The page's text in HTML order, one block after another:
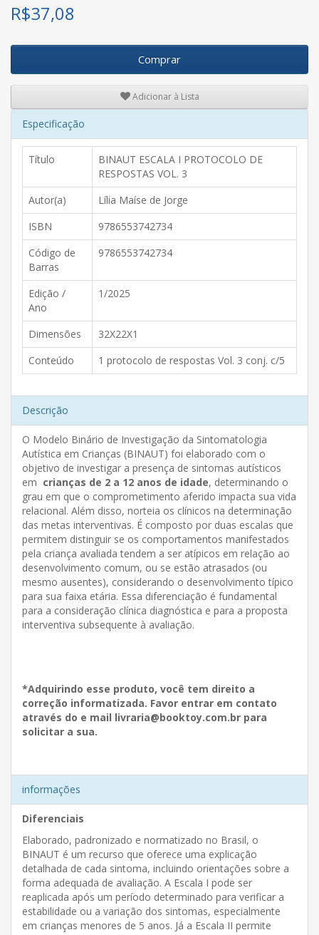
R$37,08
Comprar
Adicionar à Lista
Especificação
Título
BINAUT ESCALA I PROTOCOLO DE
RESPOSTAS VOL. 3
Autor(a)
Lília Maíse de Jorge
ISBN
9786553742734
Código de
Barras
9786553742734
Edição /
Ano
1/2025
Dimensões
32X22X1
Conteúdo
1 protocolo de respostas Vol. 3 conj. c/5
Descrição
O Modelo Binário de Investigação da Sintomatologia
Autística em Crianças (BINAUT) foi elaborado com o
objetivo de investigar a presença de sintomas autísticos
em crianças de 2 a 12 anos de idade, determinando o
grau em que o comprometimento aferido impacta sua vida
relacional. Além disso, norteia os clínicos na determinação
das metas interventivas. É composto por duas escalas que
permitem distinguir se os comportamentos manifestados
pela criança avaliada tendem a ser atípicos em relação ao
desenvolvimento comum, ou se estão atrasados (ou
mesmo ausentes), considerando o desenvolvimento típico
para sua faixa etária. Essa diferenciação é fundamental
para a consideração clínica diagnóstica e para a proposta
interventiva subsequente à avaliação.
*Adquirindo esse produto, você tem direito a
correção informatizada. Favor entrar em contato
através do e mail livraria@booktoy.com.br para
solicitar a sua.
informações
Diferenciais
Elaborado, padronizado e normatizado no Brasil, o
BINAUT é um recurso que oferece uma explicação
detalhada de cada sintoma, incluindo orientações sobre a
forma adequada de avaliação. A Escala I pode ser
reaplicada após um período determinado para verificar a
estabilidade ou a variação dos sintomas, especialmente
em crianças menores de 5 anos. Já a Escala II permite